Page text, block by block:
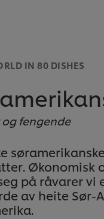
IN 80 DISHES
fengende
Økonomisk
på råvarer vi
av heite Sør-